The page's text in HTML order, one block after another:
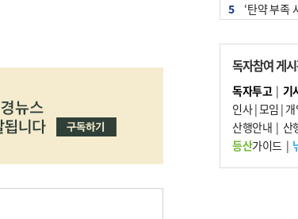
5
‘탄약 부족
물선 적발
7
[2026 부산
포] 2회 : 하
8
입추 지났
년 만에 3배
독자참여 게
독자투고| 기
인사|모임 |
산행안내 | 산
등산가이드|